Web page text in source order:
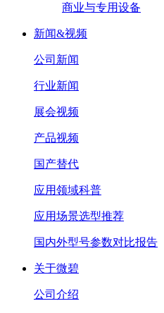
商业与专用设备
新闻&视频
公司新闻
行业新闻
展会视频
产品视频
国产替代
应用领域科普
应用场景选型推荐
国内外型号参数对比报告
关于微碧
公司介绍